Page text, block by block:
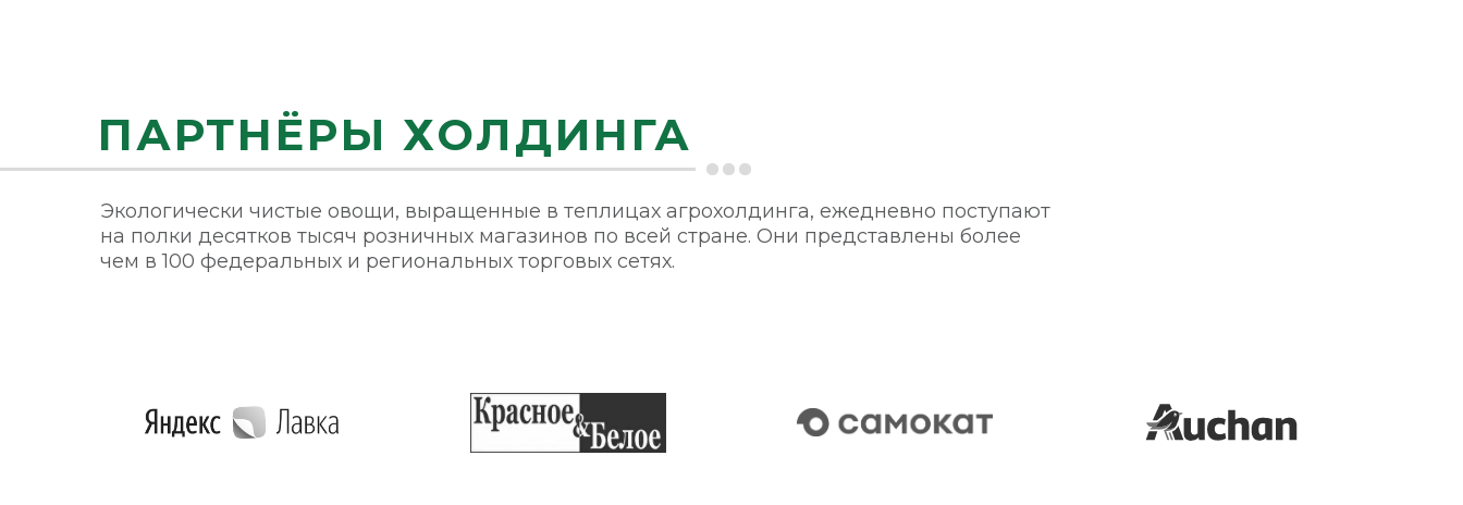
Экологически чистые овощи, выращенные в теплицах агрохолдинга, ежедневно поступают
на полки десятков тысяч розничных магазинов по всей стране. Они представлены более
чем в 100 федеральных и региональных торговых сетях.
ПАРТНЁРЫ ХОЛДИНГА